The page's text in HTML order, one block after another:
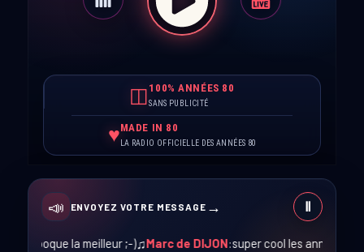
◫
♥
📣 ENVOYEZ VOTRE MESSAGE →
meilleur ;-)♫Marc de DIJON:super cool les années 80 :)♫#Jeff
Ⅱ